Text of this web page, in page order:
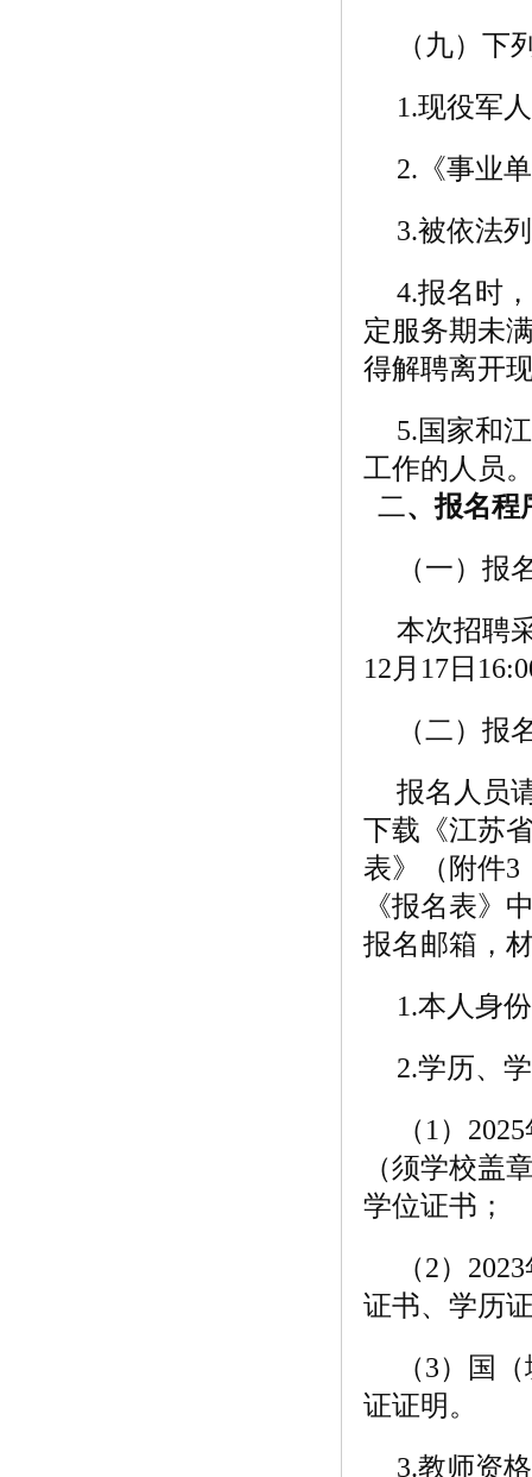
（九）
1.现役军
2.《事业
3.被依法
4.报名时
定服务期未
得解聘离开
5.国家和
工作的人员
二、报名程
（一）报
本次招聘
12月17日
（二）报
报名人员
下载《江苏
表》（附件3
《报名表》
报名邮箱
1.本人
2.学历、
（1）
（须学校盖
学位证书
（2）
证书、学历
（3）国
证证明。
3.教师资